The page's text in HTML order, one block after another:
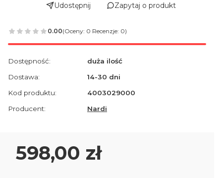
Udostępnij Zapytaj o produkt
0.00(Oceny: 0 Recenzje: 0)
Dostępność:
duża ilość
Dostawa:
14-30 dni
Kod produktu:
4003029000
Producent:
Nardi
Cena
598,00 zł